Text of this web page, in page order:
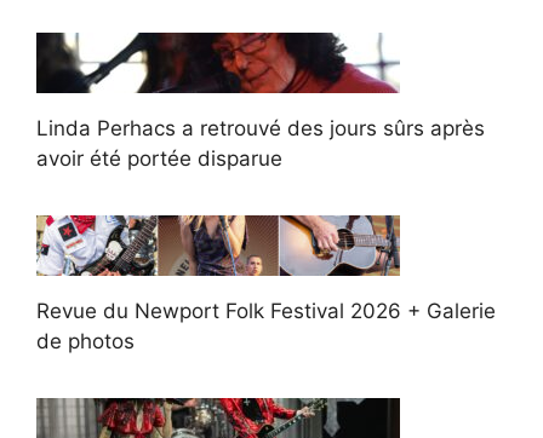
Linda Perhacs a retrouvé des jours sûrs après
avoir été portée disparue
Revue du Newport Folk Festival 2026 + Galerie
de photos